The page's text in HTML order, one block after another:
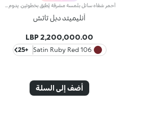
أنليميتد دبل تاتش
2,200,000.00 LBP
106 Satin Ruby Red
+25
أضف إلى السلة